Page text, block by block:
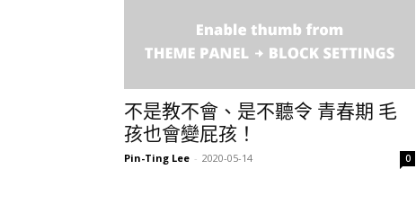
不是教不會、是不聽令 青春期 毛
孩也會變屁孩！
Pin-Ting Lee - 2020-05-14 0